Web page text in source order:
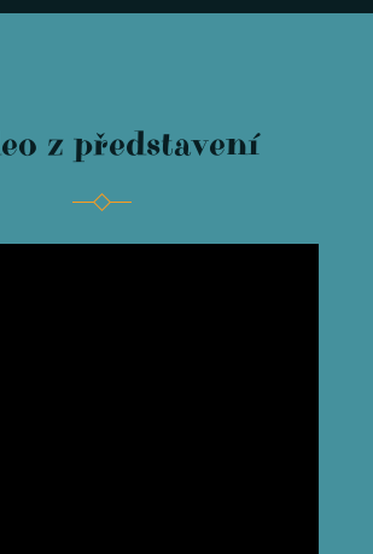
z představení